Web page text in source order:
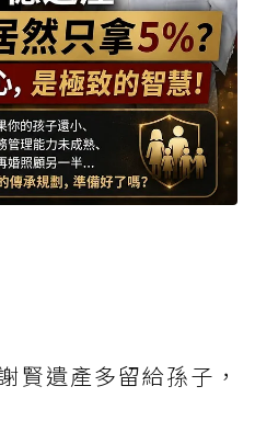
賢遺產多留給孫子，